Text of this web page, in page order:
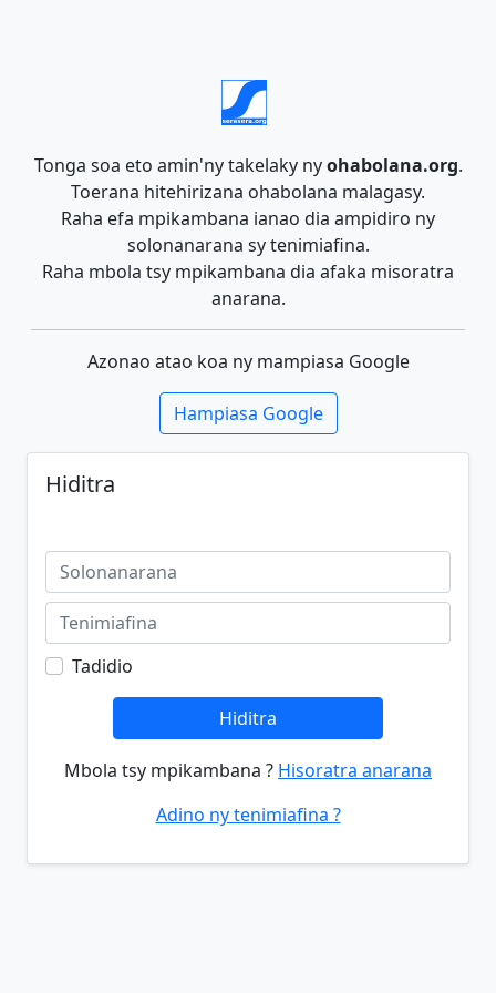
Tonga soa eto amin'ny takelaky nyohabolana.org.
Toerana hitehirizana ohabolana malagasy.
Raha efa mpikambana ianao dia ampidiro ny
solonanarana sy tenimiafina.
Raha mbola tsy mpikambana dia afaka misoratra
anarana.
Azonao atao koa ny mampiasa Google
Hampiasa Google
Hiditra
Tadidio
Hiditra
Mbola tsy mpikambana ? Hisoratra anarana
Adino ny tenimiafina ?